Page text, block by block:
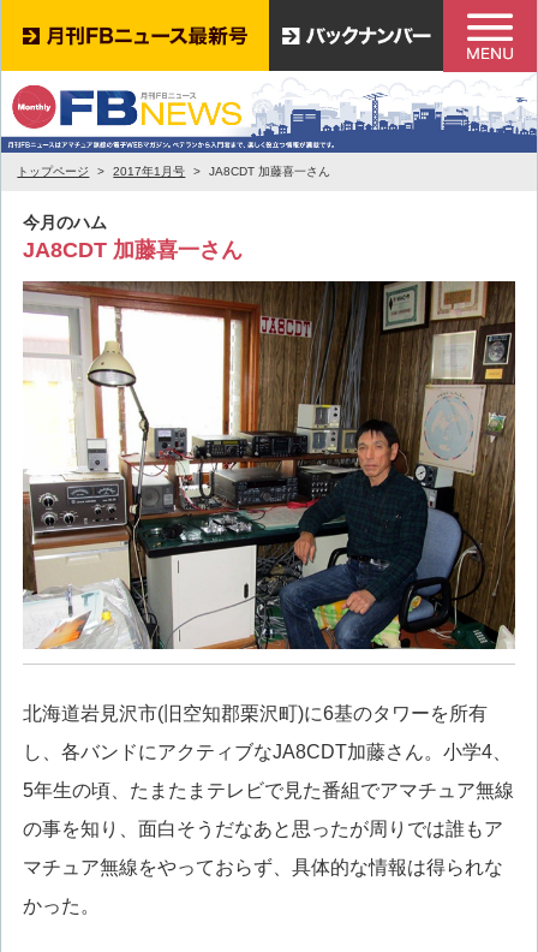
トップページ 2017年1月号 JA8CDT 加藤喜一さん
今月のハム
JA8CDT 加藤喜一さん
北海道岩見沢市(旧空知郡栗沢町)に6基のタワーを所有
し、各バンドにアクティブなJA8CDT加藤さん。小学4、
5年生の頃、たまたまテレビで見た番組でアマチュア無線
の事を知り、面白そうだなあと思ったが周りでは誰もア
マチュア無線をやっておらず、具体的な情報は得られな
かった。